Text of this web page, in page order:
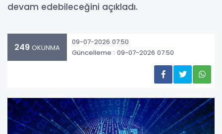
devam edebileceğini açıkladı.
249 OKUNMA
09-07-2026 07:50
Güncelleme : 09-07-2026 07:50